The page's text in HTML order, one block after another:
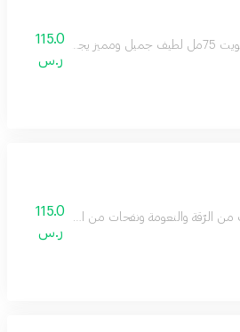
العطر التونكا والبرغموت والكراميل والعنبر
115.0
ر.س
من الرّقة والنعومة ونفحات من الجمال
115.0
ر.س